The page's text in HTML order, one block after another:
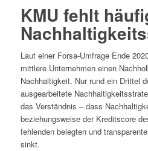
KMU fehlt
Laut einer Forsa-Umfrage Ende
mittlere Unternehmen einen
Nachhaltigkeit. Nur rund ein Drittel
ausgearbeitete
das Verständnis – dass
beziehungsweise der Kreditscore
fehlenden belegten und
sinkt.